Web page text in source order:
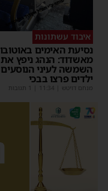
איבוד עשתונות
נסיעת האימים
מאשדוד: הנהג ניפץ את
השמשה לעיני
ילדים פרצו בבכי
מנחם דויטש 11:34